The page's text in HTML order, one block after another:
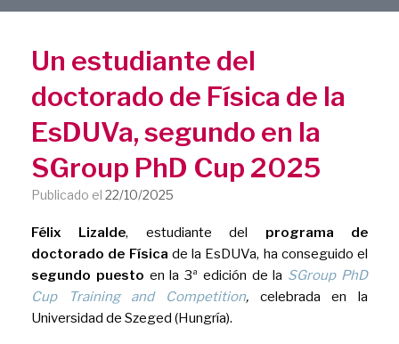
Un estudiante del
doctorado de Física de la
EsDUVa, segundo en la
SGroup PhD Cup 2025
Publicado el 22/10/2025
Félix Lizalde, estudiante del programa de
doctorado de Física de la EsDUVa, ha conseguido el
segundo puesto en la 3ª edición de la SGroup PhD
Cup Training and Competition, celebrada en la
Universidad de Szeged (Hungría).